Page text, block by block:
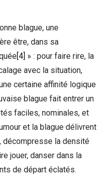
blague, une
être, dans sa
[4] » : pour faire rire, la
avec la situation,
certaine affinité logique
blague fait entrer un
faciles, nominales, et
et la blague délivrent
décompresse la densité
jouer, danser dans la
de départ éclatés.